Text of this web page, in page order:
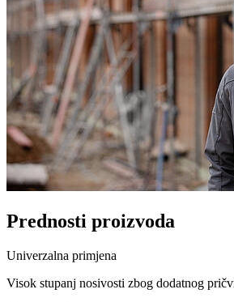
Prednosti proizvoda
Univerzalna primjena
Visok stupanj nosivosti zbog dodatnog